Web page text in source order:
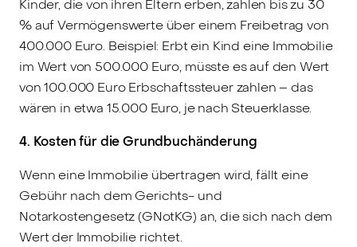
Kinder, die von ihren Eltern erben, zahlen bis zu 30
% auf Vermögenswerte über einem Freibetrag von
400.000 Euro. Beispiel: Erbt ein Kind eine Immobilie
im Wert von 500.000 Euro, müsste es auf den Wert
von 100.000 Euro Erbschaftssteuer zahlen – das
wären in etwa 15.000 Euro, je nach Steuerklasse.
4. Kosten für die Grundbuchänderung
Wenn eine Immobilie übertragen wird, fällt eine
Gebühr nach dem Gerichts- und
Notarkostengesetz (GNotKG) an, die sich nach dem
Wert der Immobilie richtet.